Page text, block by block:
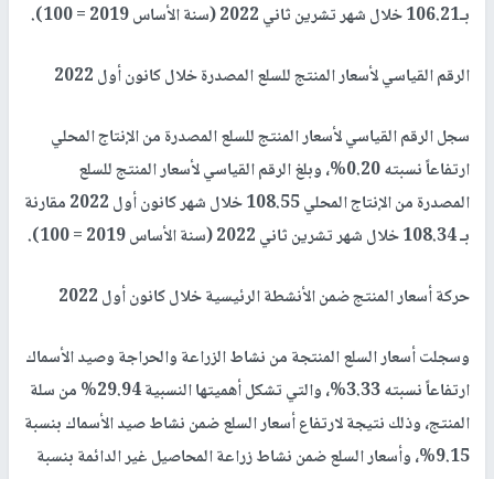
بـ106.21 خلال شهر تشرين ثاني 2022 (سنة الأساس 2019 = 100).
الرقم القياسي لأسعار المنتج للسلع المصدرة خلال كانون أول 2022
سجل الرقم القياسي لأسعار المنتج للسلع المصدرة من الإنتاج المحلي
ارتفاعاً نسبته 0.20%، وبلغ الرقم القياسي لأسعار المنتج للسلع
المصدرة من الإنتاج المحلي 108.55 خلال شهر كانون أول 2022 مقارنة
بـ 108.34 خلال شهر تشرين ثاني 2022 (سنة الأساس 2019 = 100).
حركة أسعار المنتج ضمن الأنشطة الرئيسية خلال كانون أول 2022
وسجلت أسعار السلع المنتجة من نشاط الزراعة والحراجة وصيد الأسماك
ارتفاعاً نسبته 3.33%، والتي تشكل أهميتها النسبية 29.94% من سلة
المنتج، وذلك نتيجة لارتفاع أسعار السلع ضمن نشاط صيد الأسماك بنسبة
9.15%، وأسعار السلع ضمن نشاط زراعة المحاصيل غير الدائمة بنسبة